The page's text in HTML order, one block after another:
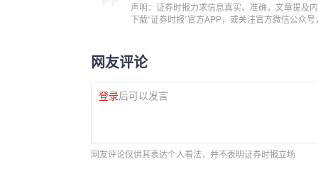
声明：证券时报力求信息真实、准确，文章提及
下载“证券时报”官方APP，或关注官方微信公众
网友评论
登录后可以发言
网友评论仅供其表达个人看法，并不表明证券时报立场